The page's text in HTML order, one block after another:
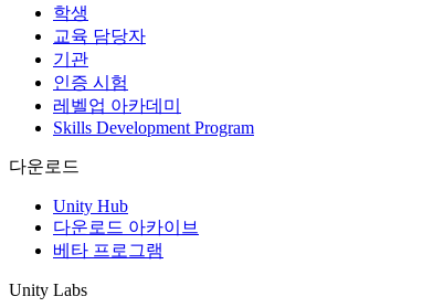
인디 게임
소규모 팀으로 대작 게임을 출시하세요.
XR 게임
여러 플랫폼에서 XR 게임을 출시하세요.
멀티플레이어 게임
멀티플레이어 게임 개발을 간소화하세요.
학생
교육 담당자
기관
인증 시험
레벨업 아카데미
Skills Development Program
다운로드
Unity Hub
다운로드 아카이브
베타 프로그램
Unity Labs